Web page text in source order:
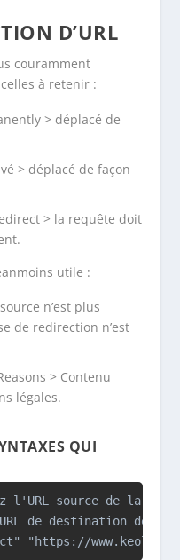
D’URL
couramment
à retenir :
> déplacé de
> déplacé de façon
> la requête doit
utile :
n’est plus
de redirection n’est
> Contenu
légales.
QUI
l'URL source de la
de destination de
"https://